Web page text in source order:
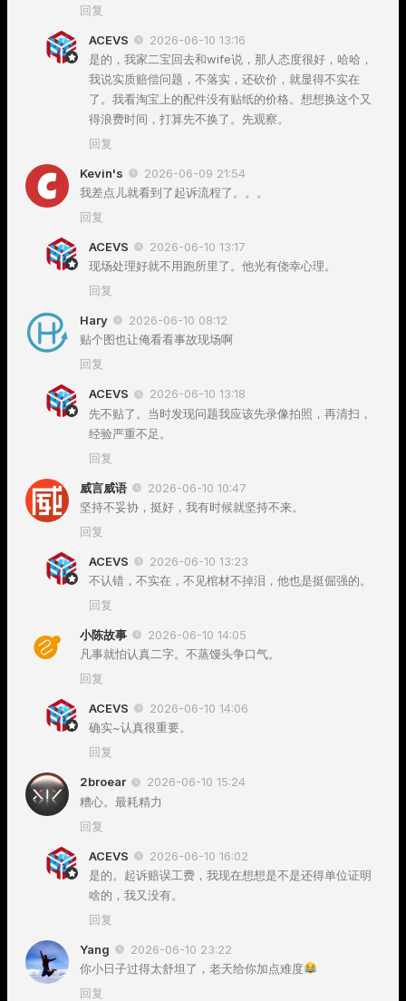
回复
ACEVS
2026-06-10 13:16
是的，我家二宝回去和wife说，那人态度很好，哈哈，
我说实质赔偿问题，不落实，还砍价，就显得不实在
了。我看淘宝上的配件没有贴纸的价格。想想换这个又
得浪费时间，打算先不换了。先观察。
回复
Kevin's
2026-06-09 21:54
我差点儿就看到了起诉流程了。。。
回复
ACEVS
2026-06-10 13:17
现场处理好就不用跑所里了。他光有侥幸心理。
回复
Hary
2026-06-10 08:12
贴个图也让俺看看事故现场啊
回复
ACEVS
2026-06-10 13:18
先不贴了。当时发现问题我应该先录像拍照，再清扫，
经验严重不足。
回复
威言威语
2026-06-10 10:47
坚持不妥协，挺好，我有时候就坚持不来。
回复
ACEVS
2026-06-10 13:23
不认错，不实在，不见棺材不掉泪，他也是挺倔强的。
回复
小陈故事
2026-06-10 14:05
凡事就怕认真二字。不蒸馒头争口气。
回复
ACEVS
2026-06-10 14:06
确实~认真很重要。
回复
2broear
2026-06-10 15:24
糟心。最耗精力
回复
ACEVS
2026-06-10 16:02
是的。起诉赔误工费，我现在想想是不是还得单位证明
啥的，我又没有。
回复
Yang
2026-06-10 23:22
你小日子过得太舒坦了，老天给你加点难度
回复